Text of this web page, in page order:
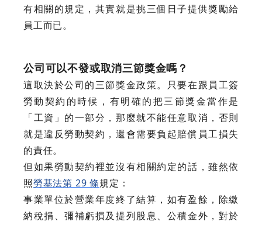
有相關的規定，其實就是挑三個日子提供獎勵給
員工而已。
公司可以不發或取消三節獎金嗎？
這取決於公司的三節獎金政策。只要在跟員工簽
勞動契約的時候，有明確的把三節獎金當作是
「工資」的一部分，那麼就不能任意取消，否則
就是違反勞動契約，還會需要負起賠償員工損失
的責任。‍
但如果勞動契約裡並沒有相關約定的話，雖然依
照勞基法第 29 條規定：
事業單位於營業年度終了結算，如有盈餘，除繳
納稅捐、彌補虧損及提列股息、公積金外，對於